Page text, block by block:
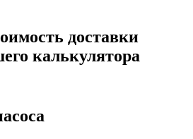
доставки
калькулятора